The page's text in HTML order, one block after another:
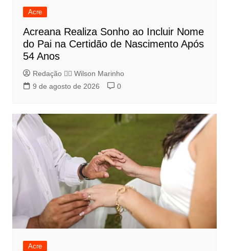
Acre
Acreana Realiza Sonho ao Incluir Nome
do Pai na Certidão de Nascimento Após
54 Anos
Redação 👨‍⚖️​ Wilson Marinho
9 de agosto de 2026
0
Acre